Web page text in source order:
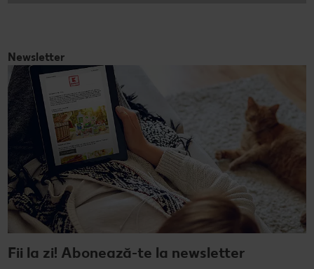
Newsletter
Fii la zi! Abonează-te la newsletter